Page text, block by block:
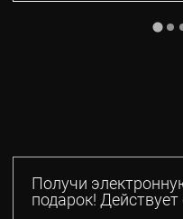
Получи
подарок! Действует